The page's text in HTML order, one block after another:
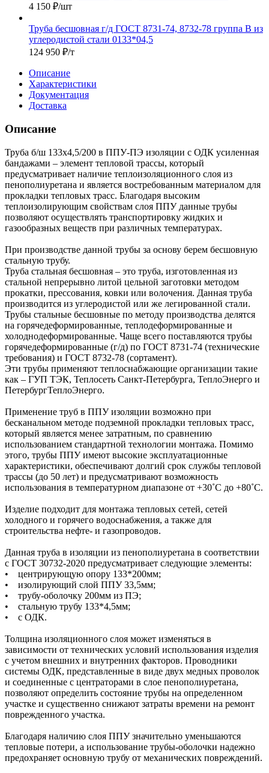
4 150 ₽/шт
Труба бесшовная г/д ГОСТ 8731-74, 8732-78 группа В из
углеродистой стали 0133*04,5
124 950 ₽/т
Описание
Характеристики
Документация
Доставка
Описание
Труба б/ш 133х4,5/200 в ППУ-ПЭ изоляции с ОДК усиленная
бандажами – элемент тепловой трассы, который
предусматривает наличие теплоизоляционного слоя из
пенополиуретана и является востребованным материалом для
прокладки тепловых трасс. Благодаря высоким
теплоизолирующим свойствам слоя ППУ данные трубы
позволяют осуществлять транспортировку жидких и
газообразных веществ при различных температурах.
При производстве данной трубы за основу берем бесшовную
стальную трубу.
Труба стальная бесшовная – это труба, изготовленная из
стальной непрерывно литой цельной заготовки методом
прокатки, прессования, ковки или волочения. Данная труба
производится из углеродистой или же легированной стали.
Трубы стальные бесшовные по методу производства делятся
на горячедеформированные, теплодеформированные и
холоднодеформированные. Чаще всего поставляются трубы
горячедеформированные (г/д) по ГОСТ 8731-74 (технические
требования) и ГОСТ 8732-78 (сортамент).
Эти трубы применяют теплоснабжающие организации такие
как – ГУП ТЭК, Теплосеть Санкт-Петербурга, ТеплоЭнерго и
ПетербургТеплоЭнерго.
Применение труб в ППУ изоляции возможно при
бесканальном методе подземной прокладки тепловых трасс,
который является менее затратным, по сравнению
использованием стандартной технологии монтажа. Помимо
этого, трубы ППУ имеют высокие эксплуатационные
характеристики, обеспечивают долгий срок службы тепловой
трассы (до 50 лет) и предусматривают возможность
использования в температурном диапазоне от +30˚C до +80˚C.
Изделие подходит для монтажа тепловых сетей, сетей
холодного и горячего водоснабжения, а также для
строительства нефте- и газопроводов.
Данная труба в изоляции из пенополиуретана в соответствии
с ГОСТ 30732-2020 предусматривает следующие элементы:
• центрирующую опору 133*200мм;
• изолирующий слой ППУ 33,5мм;
• трубу-оболочку 200мм из ПЭ;
• стальную трубу 133*4,5мм;
• с ОДК.
Толщина изоляционного слоя может изменяться в
зависимости от технических условий использования изделия
с учетом внешних и внутренних факторов. Проводники
системы ОДК, представленные в виде двух медных проволок
и соединенные с центраторами в слое пенополиуретана,
позволяют определить состояние трубы на определенном
участке и существенно снижают затраты времени на ремонт
поврежденного участка.
Благодаря наличию слоя ППУ значительно уменьшаются
тепловые потери, а использование трубы-оболочки надежно
предохраняет основную трубу от механических повреждений.